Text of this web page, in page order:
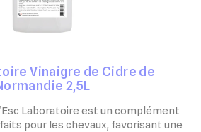
Vinaigre de Cidre de
2,5L
Laboratoire est un complément
pour les chevaux, favorisant une